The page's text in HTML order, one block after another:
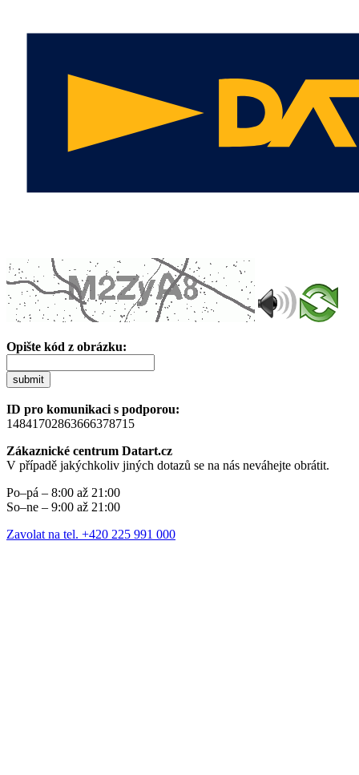
Opište kód z obrázku:
submit
ID pro komunikaci s podporou:
14841702863666378715
Zákaznické centrum Datart.cz
V případě jakýchkoliv jiných dotazů se na nás neváhejte obrátit.
Po–pá – 8:00 až 21:00
So–ne – 9:00 až 21:00
Zavolat na tel. +420 225 991 000